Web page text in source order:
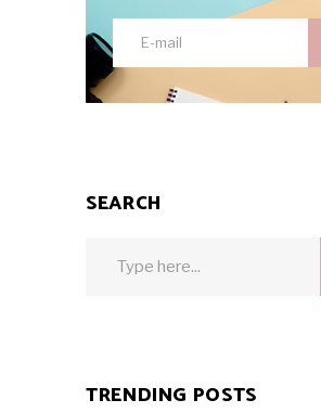
SEARCH
TRENDING POSTS